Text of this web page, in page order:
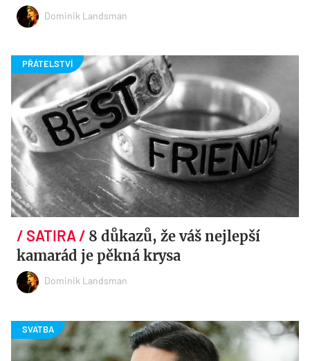
Dominik Landsman
8 důkazů, že váš nejlepší
kamarád je pěkná krysa
Dominik Landsman